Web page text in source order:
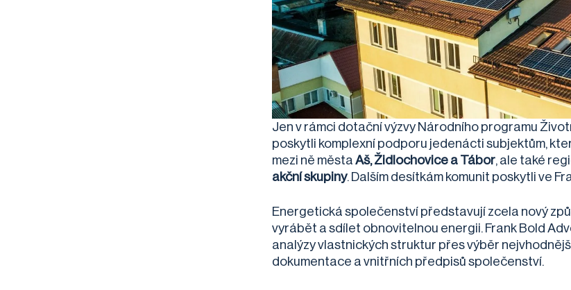
Jen v rámci dotační výzvy Národního programu
poskytli komplexní podporu jedenácti subjektům,
mezi ně města Aš, Židlochovice a Tábor , ale také
akční skupiny. Dalším desítkám komunit poskytli ve
Energetická společenství představují zcela nový
vyrábět a sdílet obnovitelnou energii. Frank Bold
analýzy vlastnických struktur přes výběr
dokumentace a vnitřních předpisů společenství.